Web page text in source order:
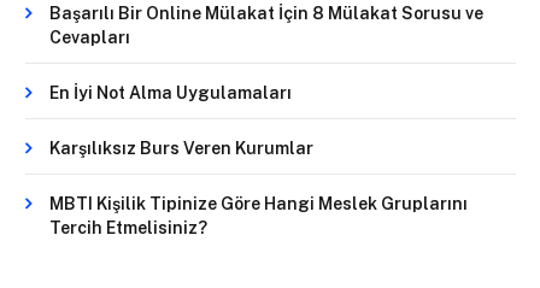
Başarılı Bir Online Mülakat İçin 8 Mülakat Sorusu ve
Cevapları
En İyi Not Alma Uygulamaları
Karşılıksız Burs Veren Kurumlar
MBTI Kişilik Tipinize Göre Hangi Meslek Gruplarını
Tercih Etmelisiniz?